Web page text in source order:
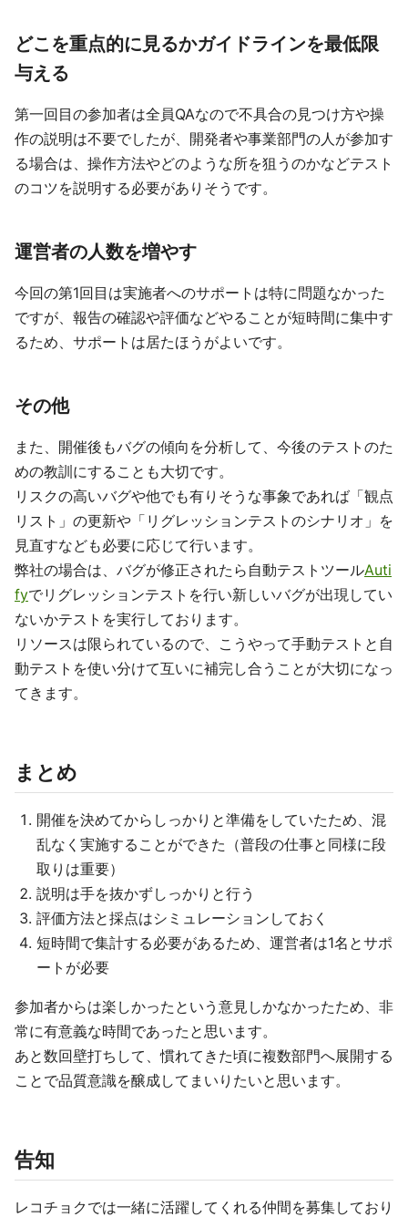
どこを重点的に見るかガイドラインを最低限
与える
第一回目の参加者は全員QAなので不具合の見つけ方や操
作の説明は不要でしたが、開発者や事業部門の人が参加す
る場合は、操作方法やどのような所を狙うのかなどテスト
のコツを説明する必要がありそうです。
運営者の人数を増やす
今回の第1回目は実施者へのサポートは特に問題なかった
ですが、報告の確認や評価などやることが短時間に集中す
るため、サポートは居たほうがよいです。
その他
また、開催後もバグの傾向を分析して、今後のテストのた
めの教訓にすることも大切です。
リスクの高いバグや他でも有りそうな事象であれば「観点
リスト」の更新や「リグレッションテストのシナリオ」を
見直すなども必要に応じて行います。
弊社の場合は、バグが修正されたら自動テストツールAuti
fyでリグレッションテストを行い新しいバグが出現してい
ないかテストを実行しております。
リソースは限られているので、こうやって手動テストと自
動テストを使い分けて互いに補完し合うことが大切になっ
てきます。
まとめ
開催を決めてからしっかりと準備をしていたため、混
乱なく実施することができた（普段の仕事と同様に段
取りは重要）
説明は手を抜かずしっかりと行う
評価方法と採点はシミュレーションしておく
短時間で集計する必要があるため、運営者は1名とサポ
ートが必要
参加者からは楽しかったという意見しかなかったため、非
常に有意義な時間であったと思います。
あと数回壁打ちして、慣れてきた頃に複数部門へ展開する
ことで品質意識を醸成してまいりたいと思います。
告知
レコチョクでは一緒に活躍してくれる仲間を募集しており